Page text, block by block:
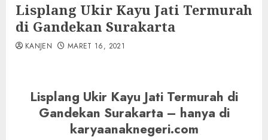
Lisplang Ukir Kayu Jati Termurah
di Gandekan Surakarta
KANJEN MARET 16, 2021
Lisplang Ukir Kayu Jati Termurah di
Gandekan Surakarta – hanya di
karyaanaknegeri.com